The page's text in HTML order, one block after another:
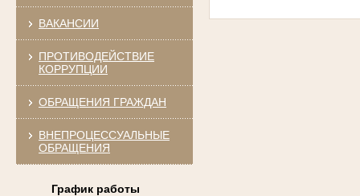
ВАКАНСИИ
ПРОТИВОДЕЙСТВИЕ
КОРРУПЦИИ
ОБРАЩЕНИЯ ГРАЖДАН
ВНЕПРОЦЕССУАЛЬНЫЕ
ОБРАЩЕНИЯ
График работы